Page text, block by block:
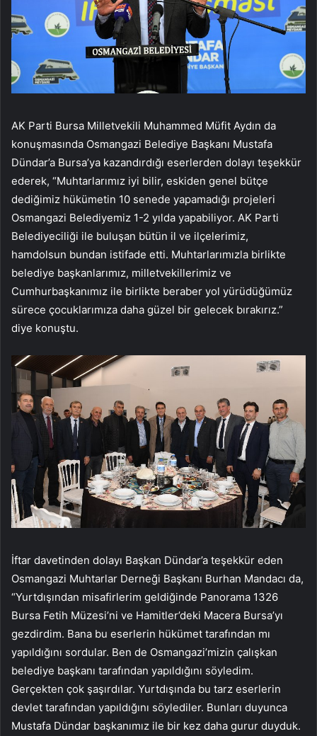
AK Parti Bursa Milletvekili Muhammed Müfit Aydın da
konuşmasında Osmangazi Belediye Başkanı Mustafa
Dündar’a Bursa’ya kazandırdığı eserlerden dolayı teşekkür
ederek, “Muhtarlarımız iyi bilir, eskiden genel bütçe
dediğimiz hükümetin 10 senede yapamadığı projeleri
Osmangazi Belediyemiz 1-2 yılda yapabiliyor. AK Parti
Belediyeciliği ile buluşan bütün il ve ilçelerimiz,
hamdolsun bundan istifade etti. Muhtarlarımızla birlikte
belediye başkanlarımız, milletvekillerimiz ve
Cumhurbaşkanımız ile birlikte beraber yol yürüdüğümüz
sürece çocuklarımıza daha güzel bir gelecek bırakırız.”
diye konuştu.
İftar davetinden dolayı Başkan Dündar’a teşekkür eden
Osmangazi Muhtarlar Derneği Başkanı Burhan Mandacı da,
“Yurtdışından misafirlerim geldiğinde Panorama 1326
Bursa Fetih Müzesi’ni ve Hamitler’deki Macera Bursa’yı
gezdirdim. Bana bu eserlerin hükümet tarafından mı
yapıldığını sordular. Ben de Osmangazi’mizin çalışkan
belediye başkanı tarafından yapıldığını söyledim.
Gerçekten çok şaşırdılar. Yurtdışında bu tarz eserlerin
devlet tarafından yapıldığını söylediler. Bunları duyunca
Mustafa Dündar başkanımız ile bir kez daha gurur duyduk.